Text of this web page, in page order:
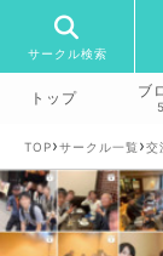
サークル検索
トップ ブ
5
TOP›サークル一覧 ›交